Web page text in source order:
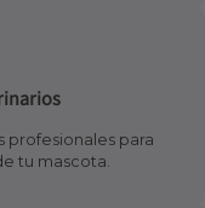
profesionales para
tu mascota.